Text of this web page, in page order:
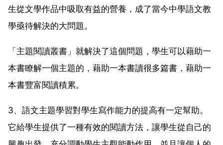
生從文學作品中吸取有益的營養，成了當今中學語文教
學亟待解決的大問題。
「主題閱讀叢書」就解決了這個問題，學生可以藉助一
本書瞭解一個主題的，藉助一本書讀很多篇書，藉助一
本書豐富閱讀積累。
3、語文主題學習對學生寫作能力的提高有一定幫助。
它給學生提供了一種有效的閱讀方法，讓學生從自己的